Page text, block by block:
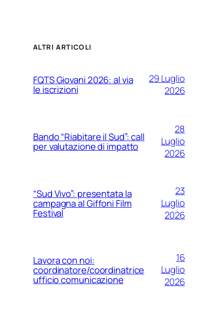
ALTRI ARTICOLI
FQTS Giovani 2026: al via
le iscrizioni
29 Luglio
2026
Bando “Riabitare il Sud”: call
per valutazione di impatto
28
Luglio
2026
“Sud Vivo”: presentata la
campagna al Giffoni Film
Festival
23
Luglio
2026
Lavora con noi:
coordinatore/coordinatrice
ufficio comunicazione
16
Luglio
2026